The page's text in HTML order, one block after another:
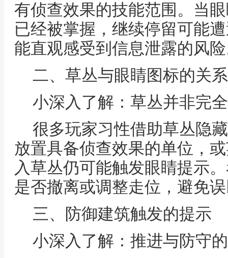
有侦查效果的技能范围。当
已经被掌握，继续停留可能
能直观感受到信息泄露的风
二、草丛与眼睛图标的关系
小深入了解：草丛并非完
很多玩家习性借助草丛隐
放置具备侦查效果的单位，
入草丛仍可能触发眼睛提示
是否撤离或调整走位，避免
三、防御建筑触发的提示
小深入了解：推进与防守